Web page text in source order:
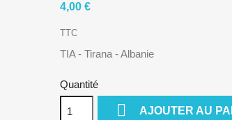
4,00 €
TTC
TIA - Tirana - Albanie
Quantité
 AJOUTER AU